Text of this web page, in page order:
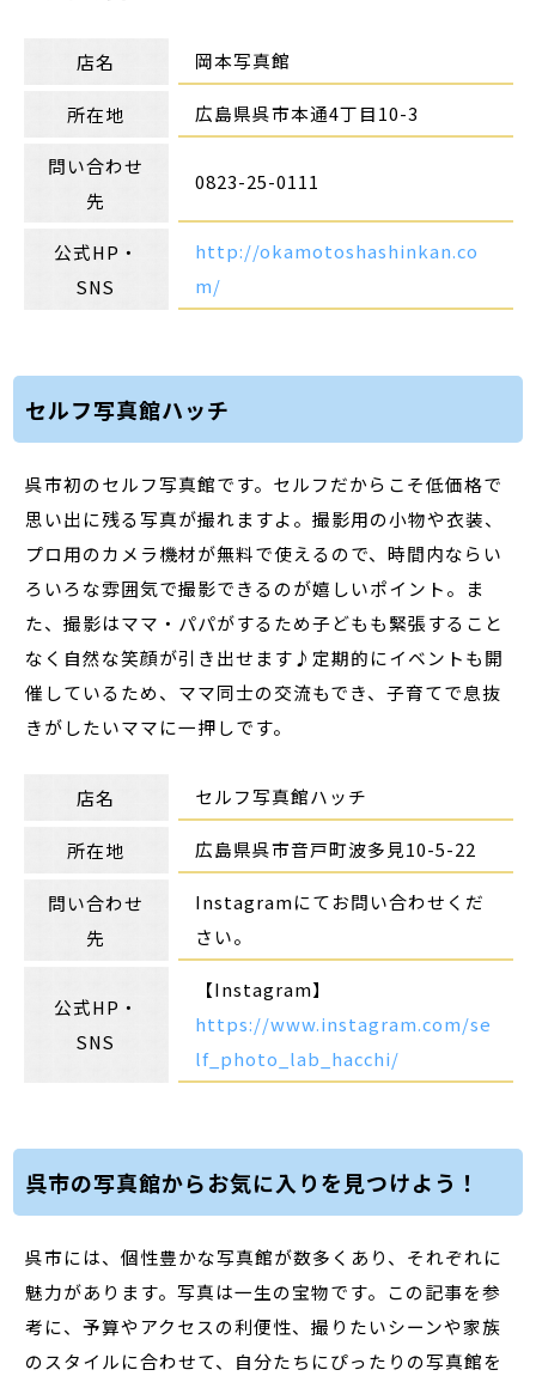
店名 岡本写真館
所在地 広島県呉市本通4丁目10-3
問い合わせ
先
0823-25-0111
公式HP・
SNS
http://okamotoshashinkan.co
m/
セルフ写真館ハッチ
呉市初のセルフ写真館です。セルフだからこそ低価格で
思い出に残る写真が撮れますよ。撮影用の小物や衣装、
プロ用のカメラ機材が無料で使えるので、時間内ならい
ろいろな雰囲気で撮影できるのが嬉しいポイント。ま
た、撮影はママ・パパがするため子どもも緊張すること
なく自然な笑顔が引き出せます♪定期的にイベントも開
催しているため、ママ同士の交流もでき、子育てで息抜
きがしたいママに一押しです。
店名 セルフ写真館ハッチ
所在地 広島県呉市音戸町波多見10-5-22
問い合わせ
先
Instagramにてお問い合わせくだ
さい。
公式HP・
SNS
【Instagram】
https://www.instagram.com/se
lf_photo_lab_hacchi/
呉市の写真館からお気に入りを見つけよう！
呉市には、個性豊かな写真館が数多くあり、それぞれに
魅力があります。写真は一生の宝物です。この記事を参
考に、予算やアクセスの利便性、撮りたいシーンや家族
のスタイルに合わせて、自分たちにぴったりの写真館を